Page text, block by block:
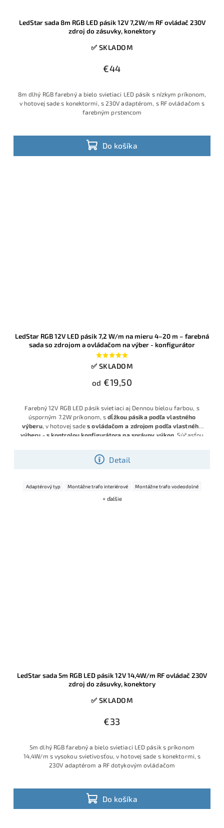
LedStar sada 8m RGB LED pásik 12V 7,2W/m RF ovládač 230V
zdroj do zásuvky, konektory
✅ SKLADOM
€44
Do košíka
8m dlhý RGB farebný a bielo svietiaci LED pásik s nízkym príkonom,
v hotovej sade s konektormi, s 230V adaptérom, s RF ovládačom s
farebným prstencom
LedStar RGB 12V LED pásik 7,2 W/m na mieru 4–20 m – farebná
sada so zdrojom a ovládačom na výber - konfigurátor
✅ SKLADOM
od €19,50
Detail
Farebný 12V RGB LED pásik svietiaci aj Dennou bielou farbou, s
úsporným 7.2W príkonom, sdĺžkou pásika podľa vlastného
výberu, v hotovej sades ovládačom a zdrojom podľa vlastného
výberu - s kontrolou konfigurátora na správny výkon . Súčasťou
Adaptérový typ Montážne trafo interiérové Montážne trafo vodeodolné
+ ďalšie
LedStar sada 5m RGB LED pásik 12V 14,4W/m RF ovládač 230V
zdroj do zásuvky, konektory
✅ SKLADOM
€33
Do košíka
5m dlhý RGB farebný a bielo svietiaci LED pásik s príkonom
14,4W/m s vysokou svietivosťou, v hotovej sade s konektormi, s
230V adaptérom a RF dotykovým ovládačom